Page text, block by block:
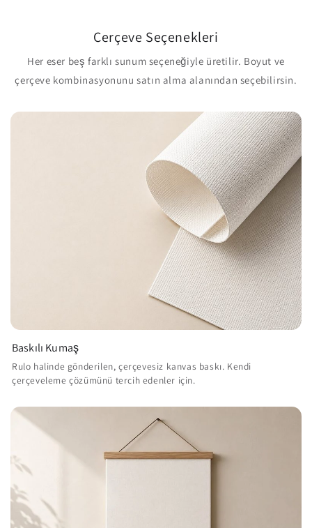
Çerçeve Seçenekleri
Her eser beş farklı sunum seçeneğiyle üretilir. Boyut ve
çerçeve kombinasyonunu satın alma alanından seçebilirsin.
Baskılı Kumaş
Rulo halinde gönderilen, çerçevesiz kanvas baskı. Kendi
çerçeveleme çözümünü tercih edenler için.